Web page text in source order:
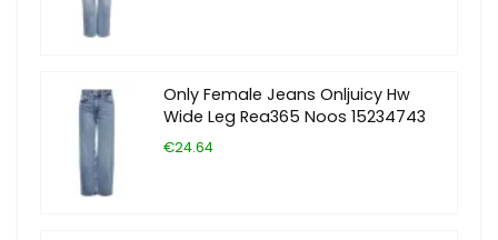
Only Female Jeans Onljuicy Hw
Wide Leg Rea365 Noos 15234743
€24.64